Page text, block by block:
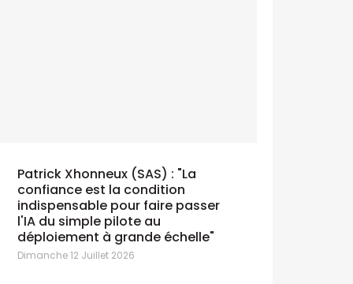
Patrick Xhonneux (SAS) : "La
confiance est la condition
indispensable pour faire passer
l'IA du simple pilote au
déploiement à grande échelle"
Dimanche 12 Juillet 2026